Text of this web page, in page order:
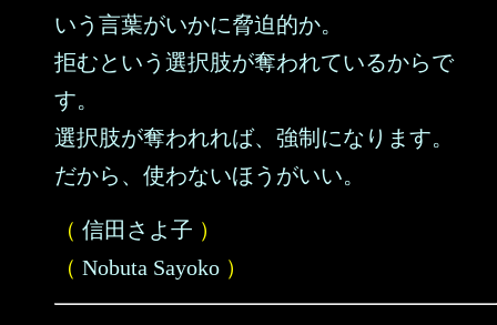
いう言葉がいかに脅迫的か。
拒むという選択肢が奪われているからで
す。
選択肢が奪われれば、強制になります。
だから、使わないほうがいい。
（ 信田さよ子 ）
（ Nobuta Sayoko ）